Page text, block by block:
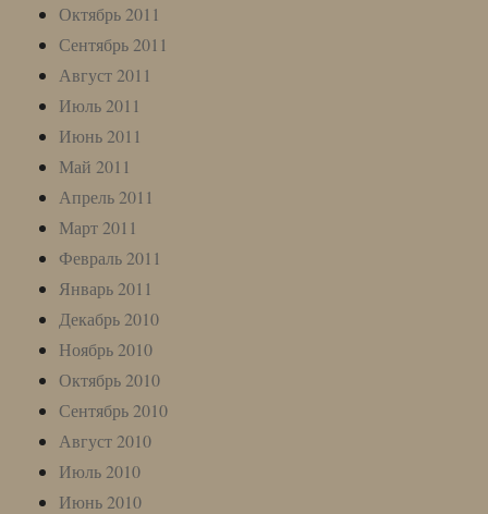
Октябрь 2011
Сентябрь 2011
Август 2011
Июль 2011
Июнь 2011
Май 2011
Апрель 2011
Март 2011
Февраль 2011
Январь 2011
Декабрь 2010
Ноябрь 2010
Октябрь 2010
Сентябрь 2010
Август 2010
Июль 2010
Июнь 2010